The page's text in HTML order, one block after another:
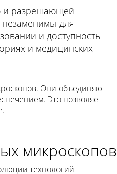
и разрешающей
незаменимы для
и доступность
и медицинских
Они объединяют
Это позволяет
микроскопов
технологий